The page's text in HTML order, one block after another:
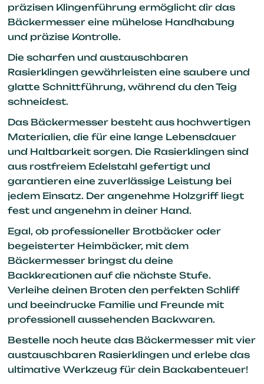
präzisen Klingenführung ermöglicht dir das
Bäckermesser eine mühelose Handhabung
und präzise Kontrolle.
Die scharfen und austauschbaren
Rasierklingen gewährleisten eine saubere und
glatte Schnittführung, während du den Teig
schneidest.
Das Bäckermesser besteht aus hochwertigen
Materialien, die für eine lange Lebensdauer
und Haltbarkeit sorgen. Die Rasierklingen sind
aus rostfreiem Edelstahl gefertigt und
garantieren eine zuverlässige Leistung bei
jedem Einsatz. Der angenehme Holzgriff liegt
fest und angenehm in deiner Hand.
Egal, ob professioneller Brotbäcker oder
begeisterter Heimbäcker, mit dem
Bäckermesser bringst du deine
Backkreationen auf die nächste Stufe.
Verleihe deinen Broten den perfekten Schliff
und beeindrucke Familie und Freunde mit
professionell aussehenden Backwaren.
Bestelle noch heute das Bäckermesser mit vier
austauschbaren Rasierklingen und erlebe das
ultimative Werkzeug für dein Backabenteuer!